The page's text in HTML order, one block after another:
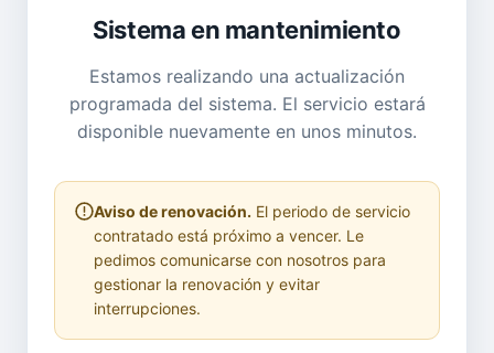
Sistema en mantenimiento
Estamos realizando una actualización
programada del sistema. El servicio estará
disponible nuevamente en unos minutos.
Aviso de renovación. El periodo de servicio
contratado está próximo a vencer. Le
pedimos comunicarse con nosotros para
gestionar la renovación y evitar
interrupciones.